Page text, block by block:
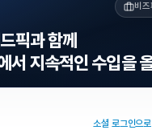
비즈
픽과 함께
서 지속적인 수입을
소셜 로그인으